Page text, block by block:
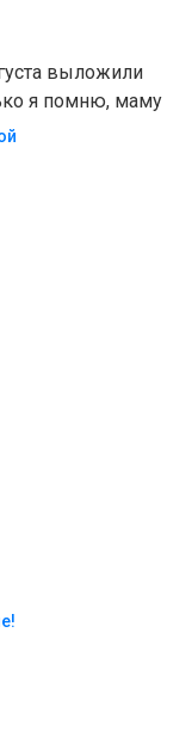
выложили
я помню, маму